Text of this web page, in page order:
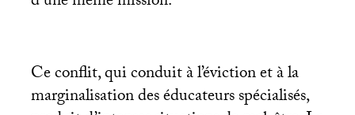
Ce conflit, qui conduit à l’éviction et à la
marginalisation des éducateurs spécialisés,